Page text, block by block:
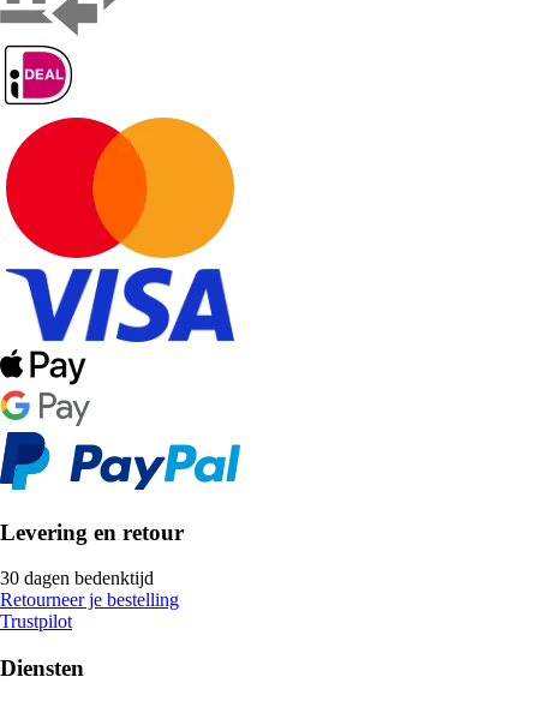
Levering en retour
30 dagen bedenktijd
Retourneer je bestelling
Trustpilot
Diensten